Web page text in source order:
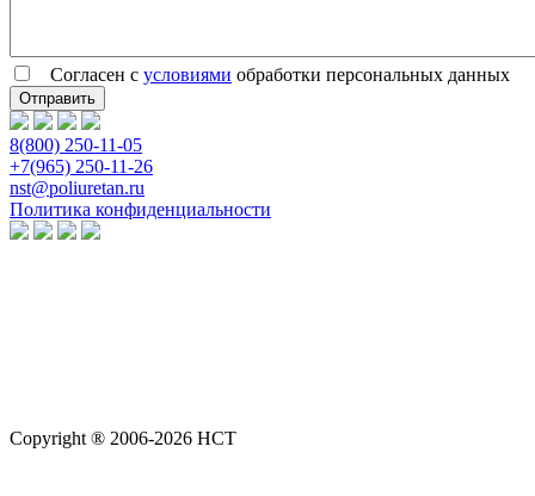
Согласен с условиями обработки персональных данных
8(800) 250-11-05
+7(965) 250-11-26
nst@poliuretan.ru
Политика конфиденциальности
Copyright ® 2006-2026 НСТ